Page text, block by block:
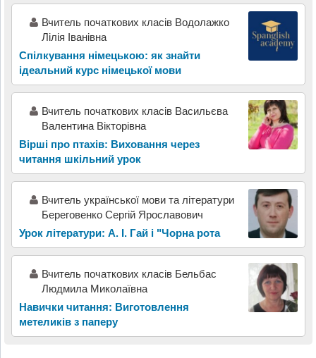
Вчитель початкових класів Водолажко
Лілія Іванівна
Спілкування німецькою: як знайти
ідеальний курс німецької мови
Вчитель початкових класів Васильєва
Валентина Вікторівна
Вірші про птахів: Виховання через
читання шкільний урок
Вчитель української мови та літератури
Береговенко Сергій Ярославович
Урок літератури: А. І. Гай і "Чорна рота
Вчитель початкових класів Бельбас
Людмила Миколаївна
Навички читання: Виготовлення
метеликів з паперу